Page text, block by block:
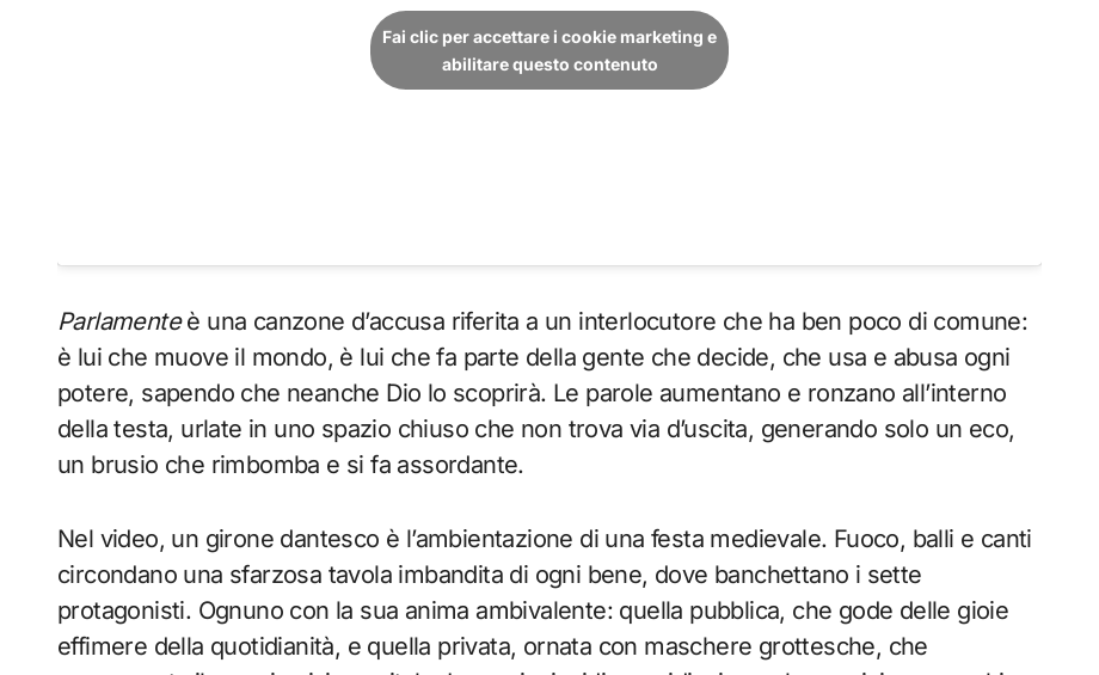
Fai clic per accettare i cookie marketing e
abilitare questo contenuto
Parlamenteè una canzone d’accusa riferita a un interlocutore che ha ben poco di comune:
è lui che muove il mondo, è lui che fa parte della gente che decide, che usa e abusa ogni
potere, sapendo che neanche Dio lo scoprirà. Le parole aumentano e ronzano all’interno
della testa, urlate in uno spazio chiuso che non trova via d’uscita, generando solo un eco,
un brusio che rimbomba e si fa assordante.
Nel video, un girone dantesco è l’ambientazione di una festa medievale. Fuoco, balli e canti
circondano una sfarzosa tavola imbandita di ogni bene, dove banchettano i sette
protagonisti. Ognuno con la sua anima ambivalente: quella pubblica, che gode delle gioie
effimere della quotidianità, e quella privata, ornata con maschere grottesche, che